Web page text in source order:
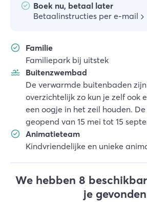
Boek nu, betaal later
Betaalinstructies per e-mail
Familie
Familiepark bij uitstek
Buitenzwembad
De verwarmde buitenbaden
overzichtelijk zo kun je zelf ook
een oogje in het zeil houden.
geopend van 15 mei tot 15
Animatieteam
Kindvriendelijke en unieke
We hebben 8
je gevonden